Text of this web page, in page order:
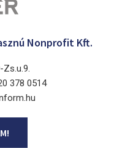
Nonprofit Kft.
Zs.u.9.
378 0514